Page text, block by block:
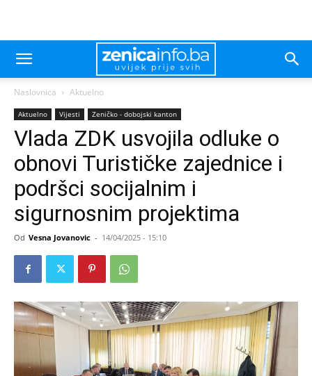
Naslovnica Aktuelno
Aktuelno Vijesti Zeničko - dobojski kanton
Vlada ZDK usvojila odluke o
obnovi Turističke zajednice i
podršci socijalnim i
sigurnosnim projektima
Od Vesna Jovanovic - 14/04/2025 - 15:10